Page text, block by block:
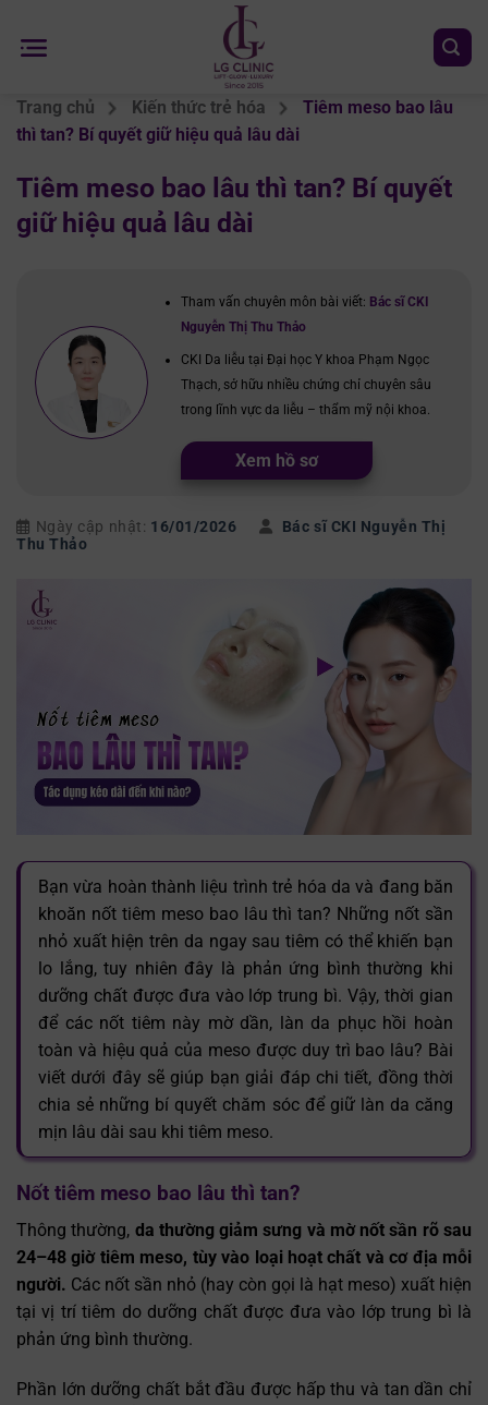
đến
Trang chủ Kiến thức trẻ hóa
Tiêm meso bao lâu
thì tan? Bí quyết giữ hiệu quả lâu dài
Tiêm meso bao lâu thì tan? Bí quyết
giữ hiệu quả lâu dài
Tham vấn chuyên môn bài viết: Bác sĩ CKI
Nguyễn Thị Thu Thảo
CKI Da liễu tại Đại học Y khoa Phạm Ngọc
Thạch, sở hữu nhiều chứng chỉ chuyên sâu
trong lĩnh vực da liễu – thẩm mỹ nội khoa.
Xem hồ sơ
Ngày cập nhật: 16/01/2026
Bác sĩ CKI Nguyễn Thị
Thu Thảo
Bạn vừa hoàn thành liệu trình trẻ hóa da và đang băn
khoăn nốt tiêm meso bao lâu thì tan? Những nốt sần
nhỏ xuất hiện trên da ngay sau tiêm có thể khiến bạn
lo lắng, tuy nhiên đây là phản ứng bình thường khi
dưỡng chất được đưa vào lớp trung bì. Vậy, thời gian
để các nốt tiêm này mờ dần, làn da phục hồi hoàn
toàn và hiệu quả của meso được duy trì bao lâu? Bài
viết dưới đây sẽ giúp bạn giải đáp chi tiết, đồng thời
chia sẻ những bí quyết chăm sóc để giữ làn da căng
mịn lâu dài sau khi tiêm meso.
Nốt tiêm meso bao lâu thì tan?
Thông thường, da thường giảm sưng và mờ nốt sần rõ sau
24–48 giờ tiêm meso, tùy vào loại hoạt chất và cơ địa mỗi
người. Các nốt sần nhỏ (hay còn gọi là hạt meso) xuất hiện
tại vị trí tiêm do dưỡng chất được đưa vào lớp trung bì là
phản ứng bình thường.
Phần lớn dưỡng chất bắt đầu được hấp thu và tan dần chỉ